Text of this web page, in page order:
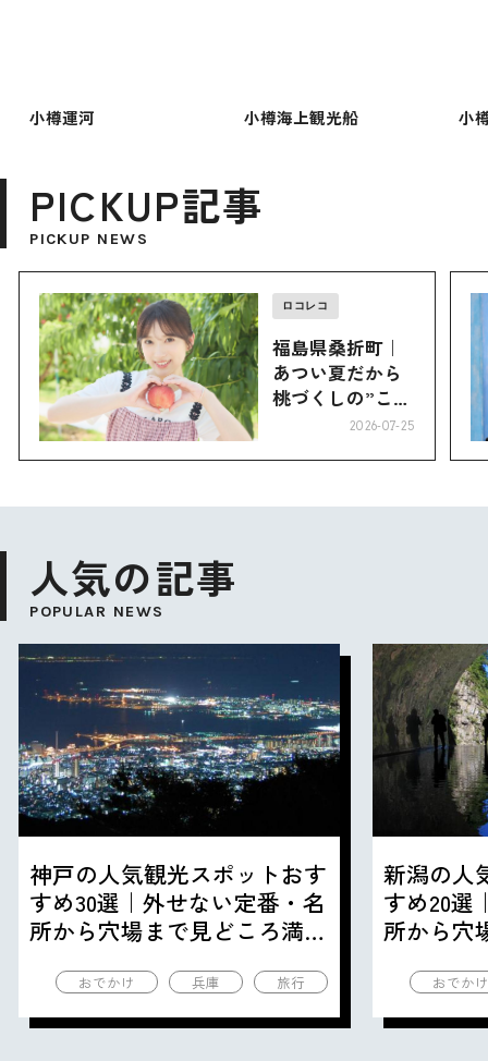
小樽運河 小樽海上観光船 小
PICKUP記事
PICKUP NEWS
ロコレコ
福島県桑折町｜
あつい夏だから
桃づくしの”こお
2026-07-25
人気の記事
POPULAR NEWS
神戸の人気観光スポットおす
すめ30選｜外せない定番・名
所から穴場まで見どころ満載
おでかけ 兵庫 旅行
新潟の人
すめ20選
所から穴
おでか